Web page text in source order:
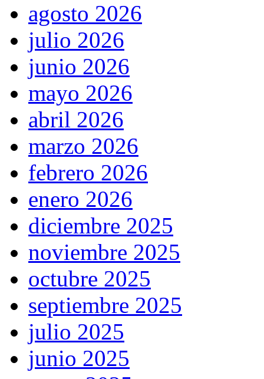
agosto 2026
julio 2026
junio 2026
mayo 2026
abril 2026
marzo 2026
febrero 2026
enero 2026
diciembre 2025
noviembre 2025
octubre 2025
septiembre 2025
julio 2025
junio 2025